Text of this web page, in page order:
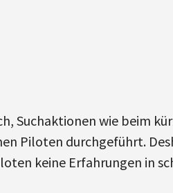
Suchaktionen wie beim
Piloten durchgeführt.
keine Erfahrungen in